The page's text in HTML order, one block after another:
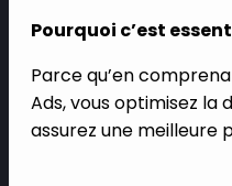
Pourquoi c’est
Parce qu’en
Ads, vous optimisez la
assurez une meilleure